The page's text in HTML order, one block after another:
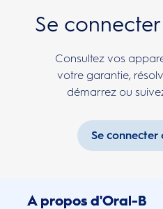
Se
Consultez vos
votre garantie,
démarrez ou
Se connecter
A propos d'Oral-B